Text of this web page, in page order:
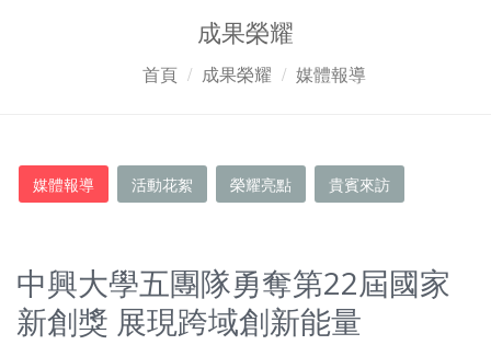
成果榮耀
首頁 成果榮耀 媒體報導
媒體報導 活動花絮 榮耀亮點 貴賓來訪
中興大學五團隊勇奪第22屆國家
新創獎 展現跨域創新能量